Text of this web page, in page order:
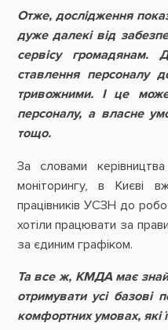
Отже, дослідження
дуже далекі від
сервісу громадянам.
ставлення персоналу
тривожними. І це
персоналу, а власне
тощо.
За словами
моніторингу, в Києві
працівників УСЗН до
хотіли працювати за
за єдиним графіком.
Та все ж, КМДА має
отримувати усі базові
комфортних умовах,